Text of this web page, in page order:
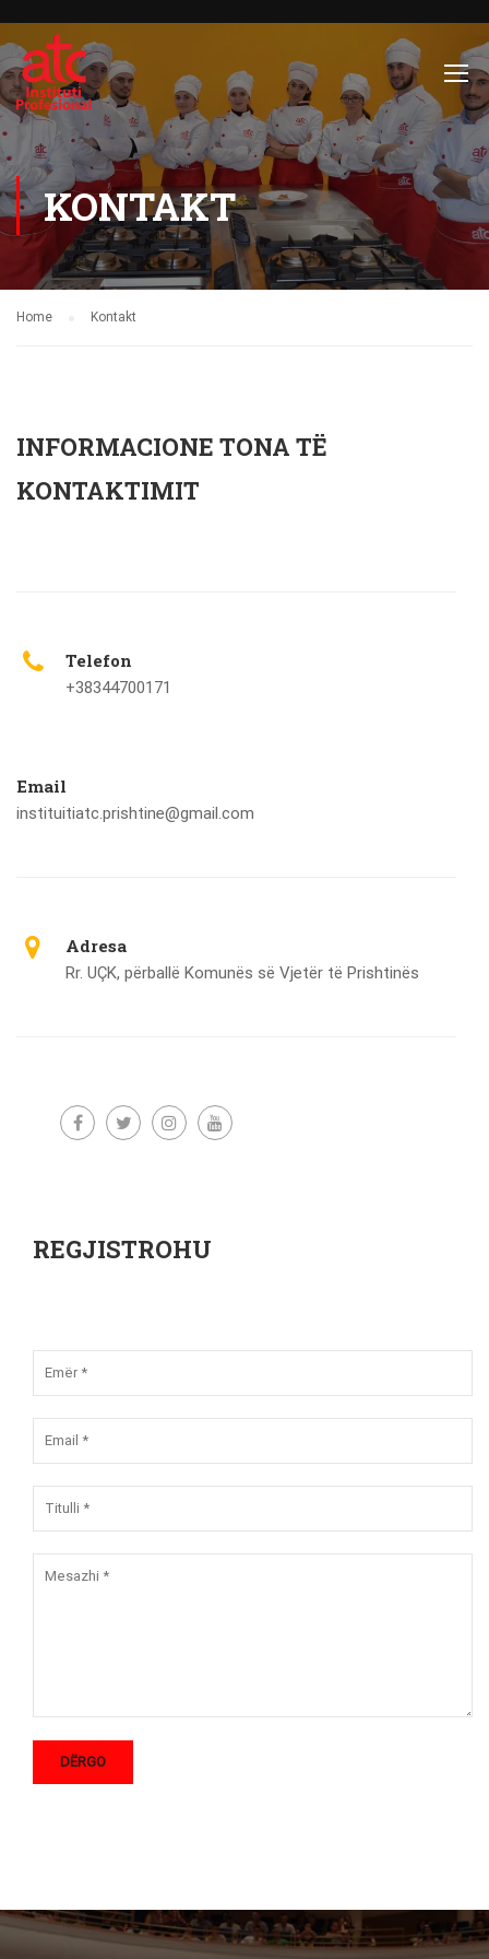
KONTAKT
Home Kontakt
INFORMACIONE TONA TË
KONTAKTIMIT
Telefon
+38344700171
Email
instituitiatc.prishtine@gmail.com
Adresa
Rr. UÇK, përballë Komunës së Vjetër të Prishtinës
REGJISTROHU